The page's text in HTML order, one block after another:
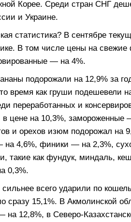
Корее. Среди стран СНГ
и Украине.
статистика? В сентябре
В том числе цены на
— на 4%.
подорожали на 12,9% за
время как груши подешевели
переработанных и
цене на 10,3%,
и орехов изюм подорожал на
на 4,6%, финики — на 2,3%,
такие как фундук, миндаль,
0,3%.
всего ударили по
сразу 15,1%. В Акмолинской
на 12,8%, в Северо-